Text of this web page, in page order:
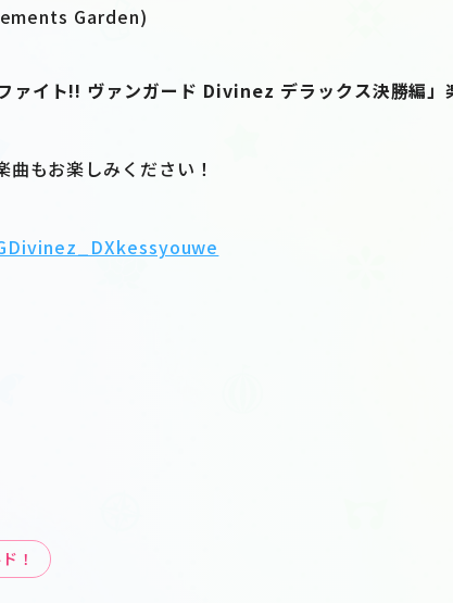
Garden)
ァイト!! ヴァンガード Divinez デラックス決勝編」
もお楽しみください！
！